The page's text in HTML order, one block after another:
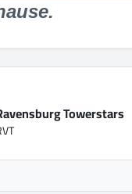
Towerstars